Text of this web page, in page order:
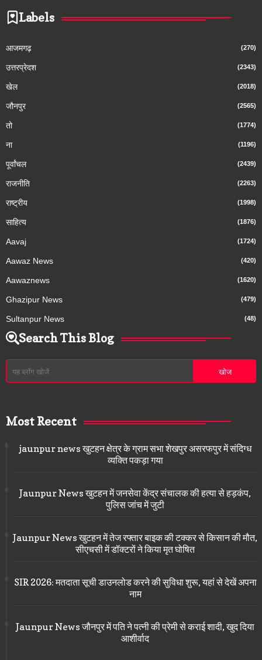
Labels
आजमगढ़ (270)
उत्तरप्रेदश (2343)
खेल (2018)
जौनपुर (2565)
तो (1774)
ना (1196)
पूर्वांचल (2439)
राजनीति (2263)
राष्ट्रीय (1998)
साहित्य (1876)
Aavaj (1724)
Aawaz News (420)
Aawaznews (1620)
Ghazipur News (479)
Sultanpur News (48)
Search This Blog
Most Recent
jaunpur news खुटहन क्षेत्र के ग्राम सभा शेखपुर असरफपुर में संदिग्ध
व्यक्ति पकड़ा गया
Jaunpur News खुटहन में जनसेवा केंद्र संचालक की हत्या से हड़कंप,
पुलिस जांच में जुटी
Jaunpur News खुटहन में तेज रफ्तार बाइक की टक्कर से किसान की मौत,
सीएचसी में डॉक्टरों ने किया मृत घोषित
SIR 2026: मतदाता सूची डाउनलोड करने की सुविधा शुरू, यहां से देखें अपना
नाम
Jaunpur News जौनपुर में पति ने पत्नी की प्रेमी से कराई शादी, खुद दिया
आशीर्वाद